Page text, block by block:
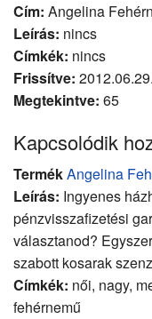
Cím: Angelina
Leírás: nincs
Címkék: nincs
Frissítve: 2012.06.29.
Megtekintve: 65
Kapcsolódik
TermékAngelina
Leírás: Ingyenes
pénzvisszafizetési
választanod?
szabott kosarak
Címkék: női, nagy,
fehérnemű